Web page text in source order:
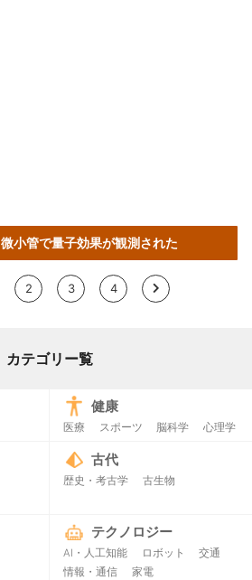
微小管で量子効果が観測された
2 3 4 >
カテゴリー覧
健康
医療 スポーツ 脳科学 心理学
古代
歴史・考古学 古生物
テクノロジー
AI・人工知能 ロボット
交通
情報・通信
家電